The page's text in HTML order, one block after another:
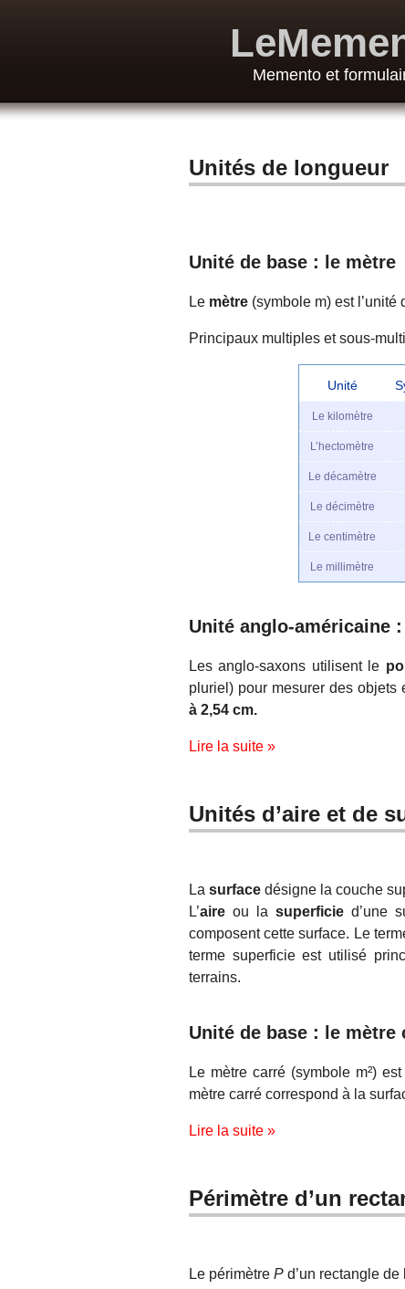
Memento et
Unités de longueur
Unité de base : le mètre
Le mètre (symbole m) est
Principaux multiples et sous-
Unité
Le kilomètre
L’hectomètre
Le décamètre
Le décimètre
Le centimètre
Le millimètre
Unité anglo-américaine
Les anglo-saxons utilisent le
pluriel) pour mesurer des objets
à 2,54 cm.
Lire la suite »
Unités d’aire et de
La surface désigne la couche
L’aire ou la superficied’une
composent cette surface. Le
terme superficie est utilisé
terrains.
Unité de base : le mètre
Le mètre carré (symbole m²)
mètre carré correspond à la
Lire la suite »
Périmètre d’un
Le périmètre P d’un rectangle de